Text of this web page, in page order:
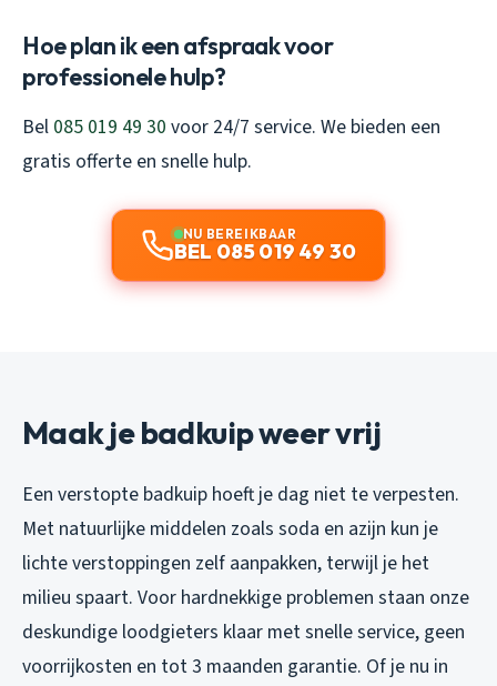
Hoe plan ik een afspraak voor
professionele hulp?
Bel 085 019 49 30 voor 24/7 service. We bieden een
gratis offerte en snelle hulp.
NU BEREIKBAAR
BEL 085 019 49 30
Maak je badkuip weer vrij
Een verstopte badkuip hoeft je dag niet te verpesten.
Met natuurlijke middelen zoals soda en azijn kun je
lichte verstoppingen zelf aanpakken, terwijl je het
milieu spaart. Voor hardnekkige problemen staan onze
deskundige loodgieters klaar met snelle service, geen
voorrijkosten en tot 3 maanden garantie. Of je nu in